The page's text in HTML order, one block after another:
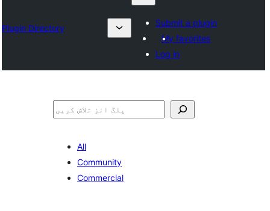
Plugin Directory
Submit a plugin
My favorites
Log in
تلاش
All
Community
Commercial